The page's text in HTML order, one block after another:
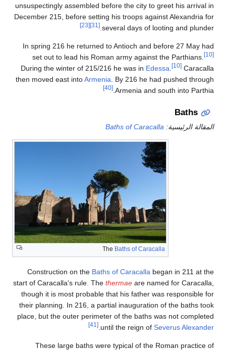
unsuspectingly assembled before the city to greet his arrival in
December 215, before setting his troops against Alexandria for
several days of looting and plunder.
[31]
[23]
In spring 216 he returned to Antioch and before 27 May had
set out to lead his Roman army against the Parthians.
[10]
During the winter of 215/216 he was in Edessa [10] Caracalla
then moved east intoArmenia . By 216 he had pushed through
Armenia and south into Parthia.
[40]
Baths
المقالة الرئيسية: Baths of Caracalla
The Baths of Caracalla
Construction on the Baths of Caracalla began in 211 at the
start of Caracalla's rule. The thermae are named for Caracalla,
though it is most probable that his father was responsible for
their planning. In 216, a partial inauguration of the baths took
place, but the outer perimeter of the baths was not completed
until the reign of Severus Alexander
[41]
These large baths were typical of the Roman practice of